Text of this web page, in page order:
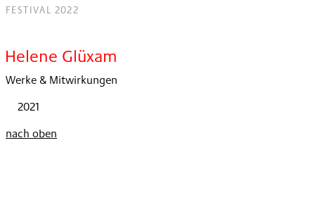
FESTIVAL 2022
Helene Glüxam
Werke & Mitwirkungen
2021
nach oben